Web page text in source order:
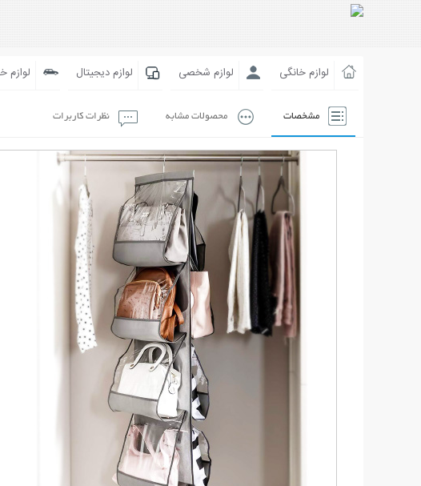
لوازم خانگی لوازم شخصی لوازم دیجیتال لوازم
مشخصات محصولات مشابه نظرات کاربرات